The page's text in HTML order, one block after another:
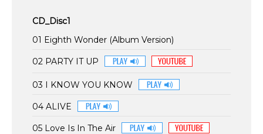
CD_Disc1
01 Eighth Wonder (Album Version)
02 PARTY IT UP
03 I KNOW YOU KNOW
04 ALIVE
05 Love Is In The Air